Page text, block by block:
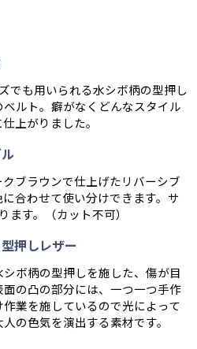
でも用いられる水シボ柄の型押し
ルト。癖がなくどんなスタイル
上がりました。
ブラウンで仕上げたリバーシブ
合わせて使い分けできます。サ
ます。（カット不可）
押しレザー
ボ柄の型押しを施した、傷が目
の凸の部分には、一つ一つ手作
業を施しているので光によって
の色気を演出する素材です。